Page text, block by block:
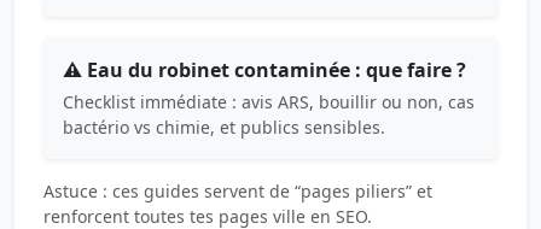
⚠️ Eau du robinet contaminée : que faire ?
Checklist immédiate : avis ARS, bouillir ou non, cas
bactério vs chimie, et publics sensibles.
Astuce : ces guides servent de “pages piliers” et
renforcent toutes tes pages ville en SEO.